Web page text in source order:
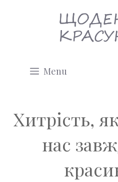
Menu
Хитрість,
нас